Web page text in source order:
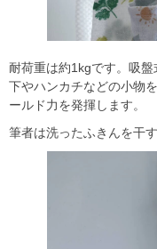
耐荷重は約1kgです。吸
下やハンカチなどの小物
ールド力を発揮します。
筆者は洗ったふきんを干